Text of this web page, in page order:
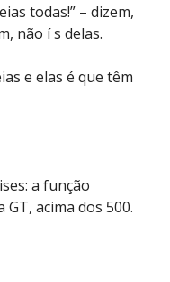
todas!” – dizem,
não í s delas.
e elas é que têm
a função
GT, acima dos 500.